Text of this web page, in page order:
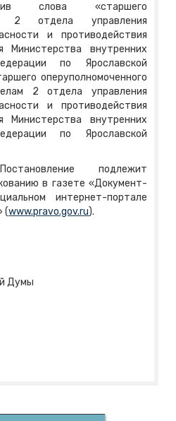
слова «старшего
2 отдела управления
и противодействия
Министерства внутренних
по Ярославской
оперуполномоченного
2 отдела управления
и противодействия
Министерства внутренних
по Ярославской
подлежит
в газете «Документ-
интернет-портале
(www.pravo.gov.ru).
Думы